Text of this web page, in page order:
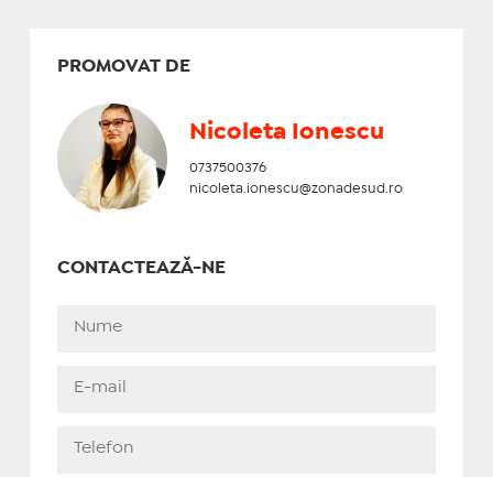
PROMOVAT DE
Nicoleta Ionescu
0737500376
nicoleta.ionescu@zonadesud.ro
CONTACTEAZĂ-NE